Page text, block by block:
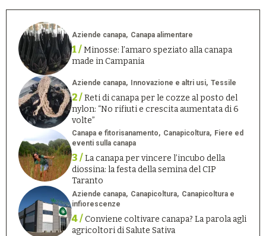
Aziende canapa Canapa alimentare
1 /Minosse: l’amaro speziato alla canapa
made in Campania
Aziende canapa Innovazione e altri usi Tessile
2 /Reti di canapa per le cozze al posto del
nylon: “No rifiuti e crescita aumentata di 6
volte”
Canapa e fitorisanamento Canapicoltura
Fiere ed
eventi sulla canapa
3 /La canapa per vincere l’incubo della
diossina: la festa della semina del CIP
Taranto
Aziende canapa Canapicoltura
Canapicoltura e
infiorescenze
4 /Conviene coltivare canapa? La parola agli
agricoltori di Salute Sativa